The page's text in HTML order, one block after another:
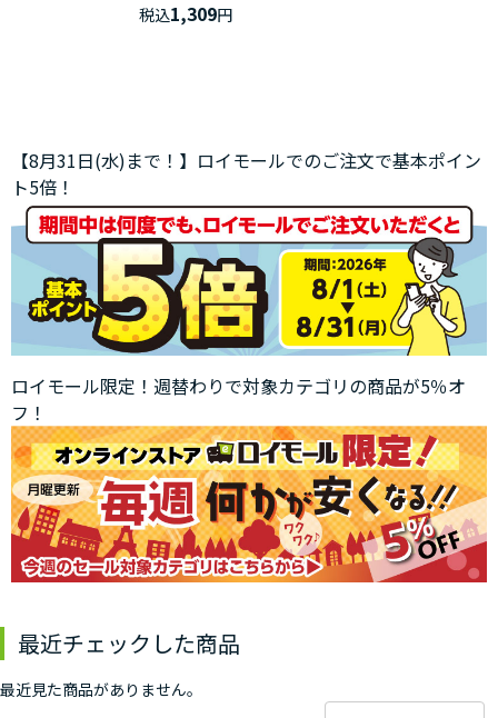
税込1,309円
【8月31日(水)まで！】ロイモールでのご注文で基本ポイン
ト5倍！
ロイモール限定！週替わりで対象カテゴリの商品が5％オ
フ！
最近チェックした商品
最近見た商品がありません。